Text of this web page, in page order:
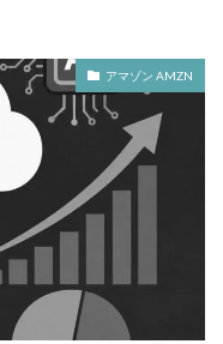
アマゾン AMZN